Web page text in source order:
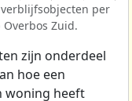
per
Zuid.
zijn onderdeel
hoe een
woning heeft